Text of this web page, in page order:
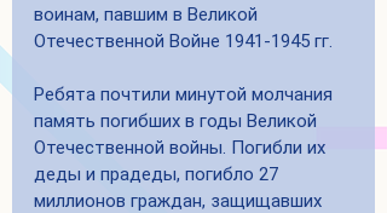
воинам, павшим в Великой
Отечественной Войне 1941-1945 гг.
Ребята почтили минутой молчания
память погибших в годы Великой
Отечественной войны. Погибли их
деды и прадеды, погибло 27
миллионов граждан, защищавших